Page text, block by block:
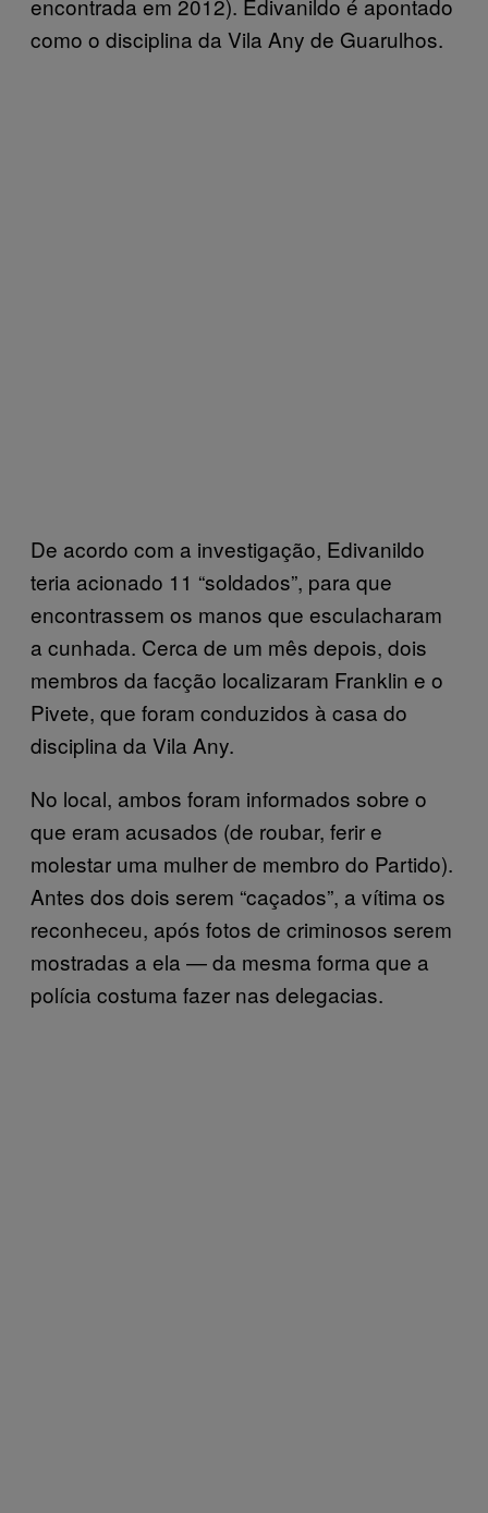
encontrada em 2012). Edivanildo é apontado
como o disciplina da Vila Any de Guarulhos.
De acordo com a investigação, Edivanildo
teria acionado 11 “soldados”, para que
encontrassem os manos que esculacharam
a cunhada. Cerca de um mês depois, dois
membros da facção localizaram Franklin e o
Pivete, que foram conduzidos à casa do
disciplina da Vila Any.
No local, ambos foram informados sobre o
que eram acusados (de roubar, ferir e
molestar uma mulher de membro do Partido).
Antes dos dois serem “caçados”, a vítima os
reconheceu, após fotos de criminosos serem
mostradas a ela — da mesma forma que a
polícia costuma fazer nas delegacias.